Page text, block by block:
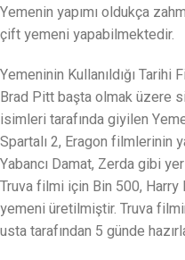
Yemenin yapımı oldukça
çift yemeni yapabilmektedir.
Yemeninin Kullanıldığı Tarihi
Brad Pitt başta olmak üzere
isimleri tarafında giyilen
Spartalı 2, Eragon filmlerinin
Yabancı Damat, Zerda gibi
Truva filmi için Bin 500,
yemeni üretilmiştir. Truva
usta tarafından 5 günde